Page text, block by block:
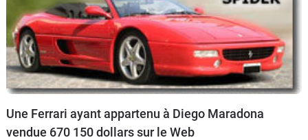
Une Ferrari ayant appartenu à Diego Maradona
vendue 670 150 dollars sur le Web